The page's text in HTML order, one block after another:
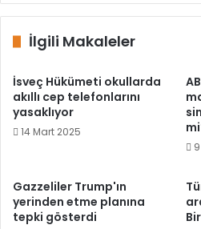
İlgili Makaleler
İsveç Hükümeti okullarda
akıllı cep telefonlarını
yasaklıyor
14 Mart 2025
Gazzeliler Trump'ın
yerinden etme planına
tepki gösterdi